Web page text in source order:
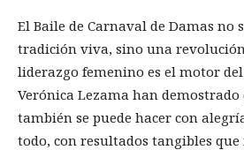
El Baile de Carnaval de Damas no
tradición viva, sino una
liderazgo femenino es el motor
Verónica Lezama han
también se puede hacer con
todo, con resultados tangibles